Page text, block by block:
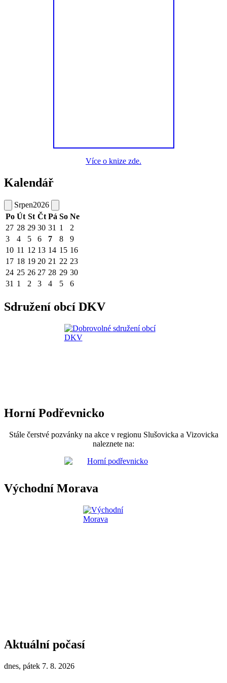
Více o knize zde.
Kalendář
Srpen2026
Po Út St Čt Pá So Ne
27 28 29 30 31 1
2
3
4 5 6 7 8
9
10 11 12 13 14 15 16
17 18 19 20 21 22 23
24 25 26 27 28 29 30
31 1 2 3 4 5 6
Sdružení obcí DKV
Horní Podřevnicko
Stále čerstvé pozvánky na akce v regionu Slušovicka a Vizovicka
naleznete na:
Východní Morava
Aktuální počasí
dnes, pátek 7. 8. 2026